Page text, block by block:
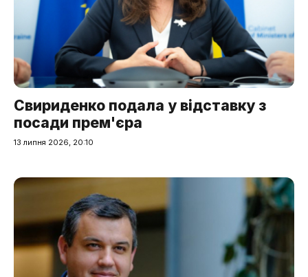
Свириденко подала у відставку з
посади прем'єра
13 липня 2026, 20:10